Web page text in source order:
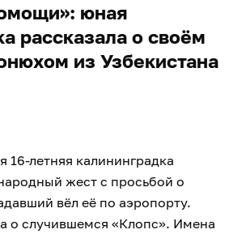
юная
рассказала о своём
из Узбекистана
16-летняя калининградка
жест с просьбой о
вёл её по аэропорту.
о случившемся «Клопс». Имена